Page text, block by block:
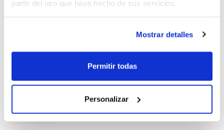
partir del uso que haya hecho de sus servicios.
Mostrar detalles
Permitir todas
Personalizar
Semifinal Única se enfrentará en la Final
lliga valenciana club basquet lliria
cb alginet